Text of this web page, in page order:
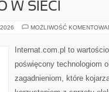
W SIECI
MOŻLIWOŚĆ
Internat.com.pl to
poświęcony technologiom
zagadnieniom, które